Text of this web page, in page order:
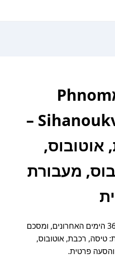
איך להגיע מPhnom
Penh לSihanoukville –
אוטובוס,
מעבורת
המידע מבוסס על נתוני 365 הימים האחרונים, ומסכם
טיסה, רכבת, אוטובוס,
והסעה פרטית.